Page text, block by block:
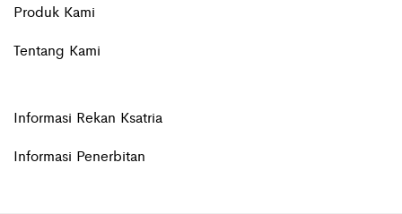
Produk Kami
Tentang Kami
Informasi Rekan Ksatria
Informasi Penerbitan